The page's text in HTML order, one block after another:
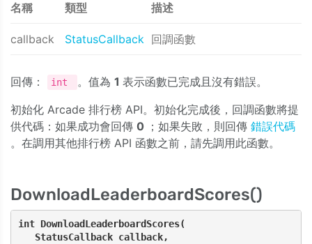
名稱 類型 描述
callback StatusCallback 回調函數
回傳： int 。值為 1 表示函數已完成且沒有錯誤。
初始化 Arcade 排行榜 API。初始化完成後，回調函數將提
供代碼：如果成功會回傳 0 ；如果失敗，則回傳 錯誤代碼
。在調用其他排行榜 API 函數之前，請先調用此函數。
DownloadLeaderboardScores()
int DownloadLeaderboardScores(
   StatusCallback callback,